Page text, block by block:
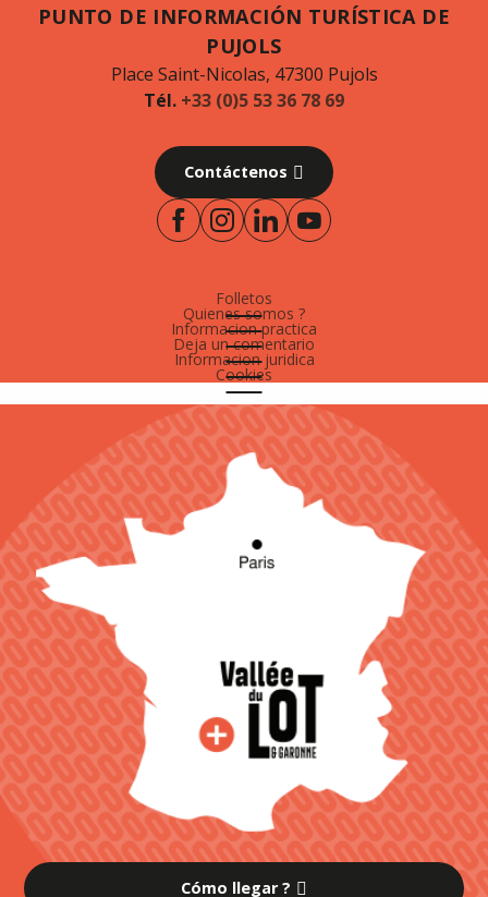
PUNTO DE INFORMACIÓN TURÍSTICA DE
PUJOLS
Place Saint-Nicolas, 47300 Pujols
Tél. +33 (0)5 53 36 78 69
Contáctenos
Folletos
Quienes somos ?
Informacion practica
Deja un comentario
Informacion juridica
Cookies
Cómo llegar ?